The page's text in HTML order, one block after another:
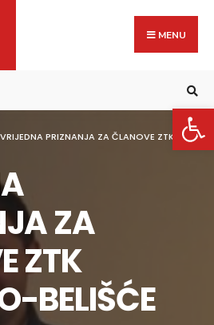
MENU
VRIJEDNA PRIZNANJA ZA ČLANOVE ZTK
ZA
ZTK
BELIŠĆE